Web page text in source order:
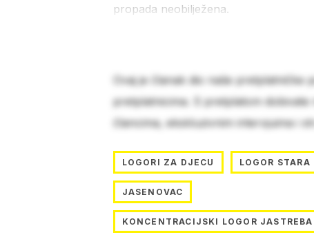
propada neobilježena.
Ovaj je članak dio naše
pretplatnicima. S pretplatom
člancima, ekskluzivnim intervjuima i
LOGORI ZA DJECU LOGOR STARA
JASENOVAC
KONCENTRACIJSKI LOGOR